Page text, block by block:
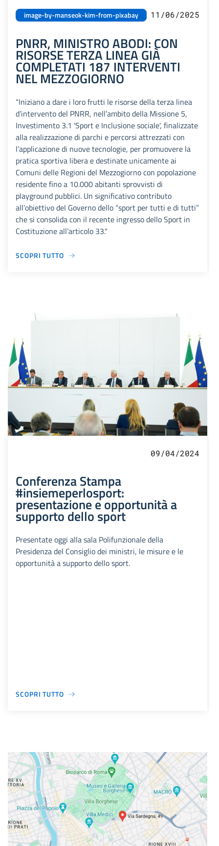
image-by-manseok-kim-from-pixabay 11/06/2025
PNRR, MINISTRO ABODI: CON
RISORSE TERZA LINEA GIÀ
COMPLETATI 187 INTERVENTI
NEL MEZZOGIORNO
“Iniziano a dare i loro frutti le risorse della terza linea
d’intervento del PNRR, nell’ambito della Missione 5,
Investimento 3.1 'Sport e Inclusione sociale', finalizzate
alla realizzazione di parchi e percorsi attrezzati con
l’applicazione di nuove tecnologie, per promuovere la
pratica sportiva libera e destinate unicamente ai
Comuni delle Regioni del Mezzogiorno con popolazione
residente fino a 10.000 abitanti sprovvisti di
playground pubblici. Un significativo contributo
all’obiettivo del Governo dello “sport per tutti e di tutti”
che si consolida con il recente ingresso dello Sport in
Costituzione all’articolo 33."
SCOPRI TUTTO
09/04/2024
Conferenza Stampa
#insiemeperlosport:
presentazione e opportunità a
supporto dello sport
Presentate oggi alla sala Polifunzionale della
Presidenza del Consiglio dei ministri, le misure e le
opportunità a supporto dello sport.
SCOPRI TUTTO